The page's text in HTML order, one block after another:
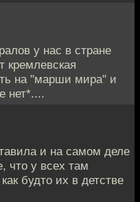
у нас в стране
кремлевская
на "марши мира" и
нет*....
и на самом деле
что у всех там
будто их в детстве